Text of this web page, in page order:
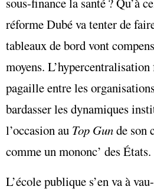
réforme Dubé va tenter de
tableaux de bord vont
moyens.
pagaille entre les
bardasser les dynamiques
l’occasion au Top Gunde son
comme un mononc’ des États.
L’école publique s’en va à